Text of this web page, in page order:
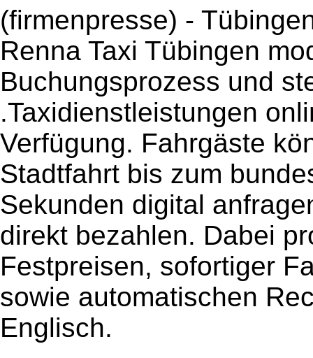
(firmenpresse) -
Renna Taxi Tübingen
Buchungsprozess und
.Taxidienstleistungen
Verfügung. Fahrgäste
Stadtfahrt bis zum
Sekunden digital
direkt bezahlen. Dabei
Festpreisen, sofortiger
sowie automatischen
Englisch.